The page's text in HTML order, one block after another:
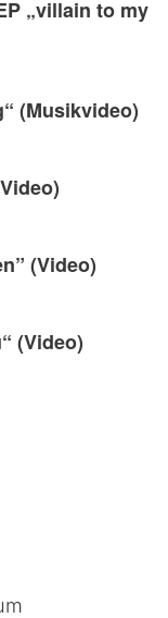
„villain to my
(Musikvideo)
(Video)
(Video)